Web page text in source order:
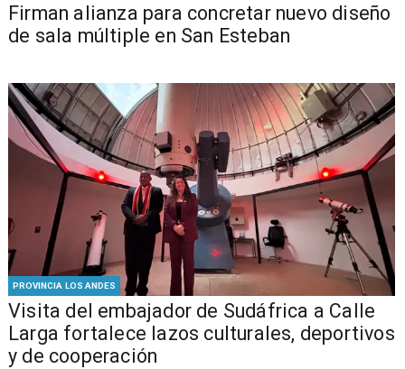
​​Firman alianza para concretar nuevo diseño
de sala múltiple en San Esteban
PROVINCIA LOS ANDES
​Visita del embajador de Sudáfrica a Calle
Larga fortalece lazos culturales, deportivos
y de cooperación